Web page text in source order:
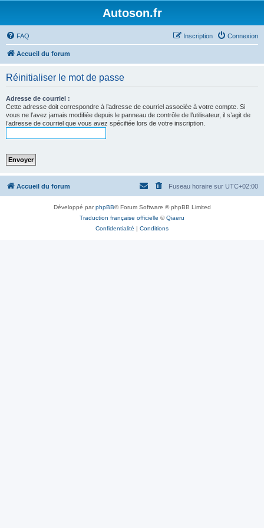
Autoson.fr
FAQ Connexion
Inscription
Accueil du forum
Réinitialiser le mot de passe
Adresse de courriel :
Cette adresse doit correspondre à l’adresse de courriel associée à votre compte. Si
vous ne l’avez jamais modifiée depuis le panneau de contrôle de l’utilisateur, il s’agit de
l’adresse de courriel que vous avez spécifiée lors de votre inscription.
Accueil du forum Fuseau horaire sur UTC+02:00
Développé parphpBB® Forum Software © phpBB Limited
Traduction française officielle ©Qiaeru
Confidentialité | Conditions